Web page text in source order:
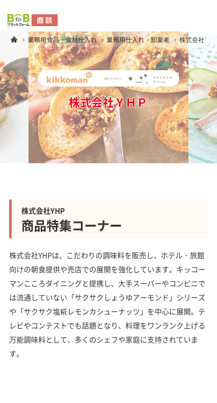
業務用食品・食材仕入れ 業務用仕入れ・卸業者 株式会社Ｙ
株式会社ＹＨＰ
株式会社YHP
商品特集コーナー
株式会社YHPは、こだわりの調味料を販売し、ホテル・旅館
向けの朝食提供や売店での展開を強化しています。キッコー
マンこころダイニングと提携し、大手スーパーやコンビニで
は流通していない「サクサクしょうゆアーモンド」シリーズ
や「サクサク塩糀レモンカシューナッツ」を中心に展開。テ
レビやコンテストでも話題となり、料理をワンランク上げる
万能調味料として、多くのシェフや家庭に支持されていま
す。